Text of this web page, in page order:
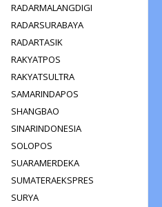
RADARMALANGDIGI
RADARSURABAYA
RADARTASIK
RAKYATPOS
RAKYATSULTRA
SAMARINDAPOS
SHANGBAO
SINARINDONESIA
SOLOPOS
SUARAMERDEKA
SUMATERAEKSPRES
SURYA